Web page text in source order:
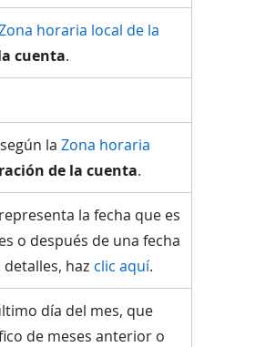
horaria local de la
cuenta.
la Zona horaria
de la cuenta.
la fecha que es
o después de una fecha
detalles, haz clic aquí.
día del mes, que
de meses anterior o